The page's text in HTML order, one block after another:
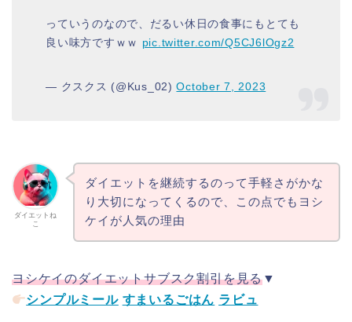
っていうのなので、だるい休日の食事にもとても
良い味方ですｗｗ pic.twitter.com/Q5CJ6lOgz2
— クスクス (@Kus_02)October 7, 2023
ダイエットね
こ
ダイエットを継続するのって手軽さがかな
り大切になってくるので、この点でもヨシ
ケイが人気の理由
ヨシケイのダイエットサブスク割引を見る▼
シンプルミール すまいるごはん ラビュ